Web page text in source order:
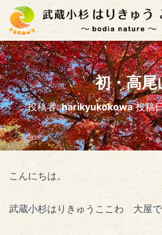
初・高尾
投稿者:harikyukokowa投稿
こんにちは。
武蔵小杉はりきゅうここわ 大屋